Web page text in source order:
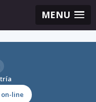
MENU
line